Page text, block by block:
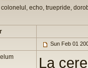
echo, truepride,
Sun Feb 01
La